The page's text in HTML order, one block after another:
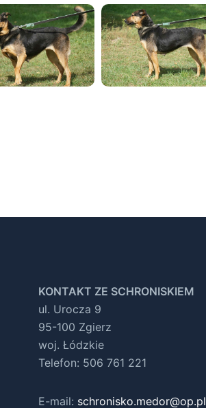
KONTAKT ZE SCHRONISKIEM
ul. Urocza 9
95-100 Zgierz
woj. Łódzkie
Telefon: 506 761 221
E-mail: schronisko.medor@op.pl